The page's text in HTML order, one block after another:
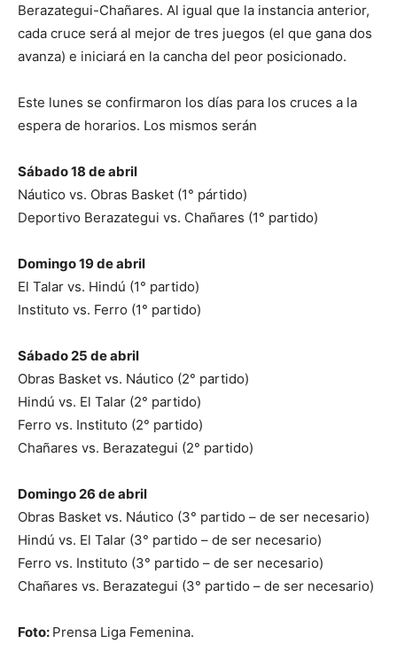
Berazategui-Chañares. Al igual que la instancia anterior,
cada cruce será al mejor de tres juegos (el que gana dos
avanza) e iniciará en la cancha del peor posicionado.
Este lunes se confirmaron los días para los cruces a la
espera de horarios. Los mismos serán
Sábado 18 de abril
Náutico vs. Obras Basket (1° pártido)
Deportivo Berazategui vs. Chañares (1° partido)
Domingo 19 de abril
El Talar vs. Hindú (1° partido)
Instituto vs. Ferro (1° partido)
Sábado 25 de abril
Obras Basket vs. Náutico (2° partido)
Hindú vs. El Talar (2° partido)
Ferro vs. Instituto (2° partido)
Chañares vs. Berazategui (2° partido)
Domingo 26 de abril
Obras Basket vs. Náutico (3° partido – de ser necesario)
Hindú vs. El Talar (3° partido – de ser necesario)
Ferro vs. Instituto (3° partido – de ser necesario)
Chañares vs. Berazategui (3° partido – de ser necesario)
Foto: Prensa Liga Femenina.